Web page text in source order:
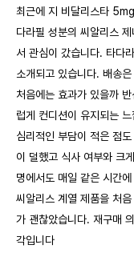
최근에 지 비달리스타
다라필 성분의 씨알리스
서 관심이 갔습니다. 타다
소개되고 있습니다. 배송
처음에는 효과가 있을까
럽게 컨디션이 유지되는
심리적인 부담이 적은 점
이 덜했고 식사 여부와 크
명에서도 매일 같은 시간
씨알리스 계열 제품을 처
가 괜찮았습니다. 재구매
각입니다